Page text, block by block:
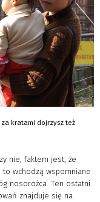
za kratami dojrzysz też
nie, faktem jest, że
wchodzą wspomniane
nosorożca. Ten ostatni
znajduje się na